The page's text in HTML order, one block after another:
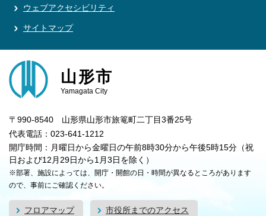
ウェブアクセシビリティ
サイトマップ
山形市
Yamagata City
〒990-8540 山形県山形市旅篭町二丁目3番25号
代表電話：023-641-1212
開庁時間：月曜日から金曜日の午前8時30分から午後5時15分（祝
日および12月29日から1月3日を除く）
※部署、施設によっては、開庁・開館の日・時間が異なるところがあります
ので、事前にご確認ください。
フロアマップ 市役所までのアクセス